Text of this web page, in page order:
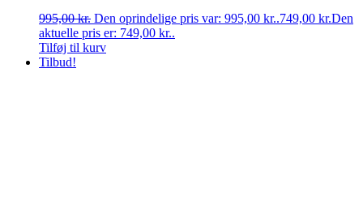
995,00kr. Den oprindelige pris var: 995,00 kr..749,00 kr.Den
aktuelle pris er: 749,00 kr..
Tilføj til kurv
Tilbud!